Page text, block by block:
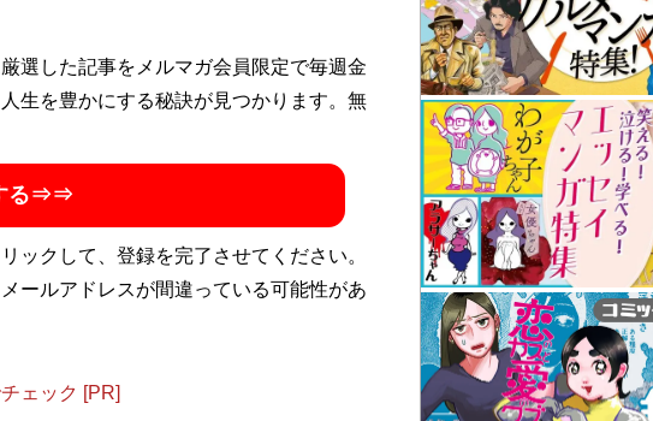
開発の記事を執筆する。取得した資格は
決算書を読むこと。 Twitter：
選した記事をメルマガ会員限定で毎週金
生を豊かにする秘訣が見つかります。無
る⇒⇒
クして、登録を完了させてください。
ールアドレスが間違っている可能性があ
ェック [PR]